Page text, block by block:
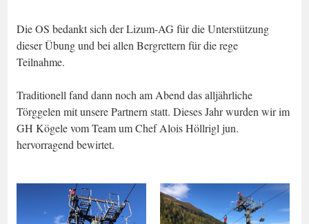
Die OS bedankt sich der Lizum-AG für die Unterstützung
dieser Übung und bei allen Bergrettern für die rege
Teilnahme.
Traditionell fand dann noch am Abend das alljährliche
Törggelen mit unsere Partnern statt. Dieses Jahr wurden wir im
GH Kögele vom Team um Chef Alois Höllrigl jun.
hervorragend bewirtet.